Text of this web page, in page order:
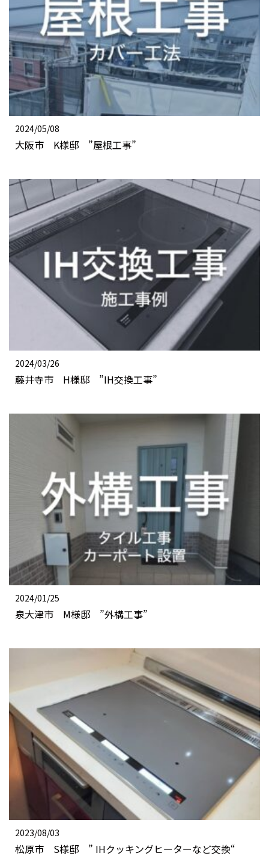
2024/05/08
大阪市 K様邸 ”屋根工事”
2024/03/26
藤井寺市 H様邸 ”IH交換工事”
2024/01/25
泉大津市 M様邸 ”外構工事”
2023/08/03
松原市 S様邸 ” IHクッキングヒーターなど交換“